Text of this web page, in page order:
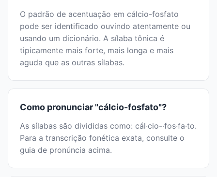
O padrão de acentuação em cálcio-fosfato
pode ser identificado ouvindo atentamente ou
usando um dicionário. A sílaba tônica é
tipicamente mais forte, mais longa e mais
aguda que as outras sílabas.
Como pronunciar "cálcio-fosfato"?
As sílabas são divididas como: cál·cio-·fos·fa·to.
Para a transcrição fonética exata, consulte o
guia de pronúncia acima.